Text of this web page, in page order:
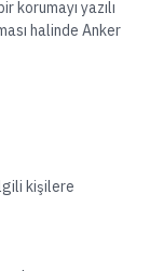
korumayı yazılı
halinde Anker
kişilere